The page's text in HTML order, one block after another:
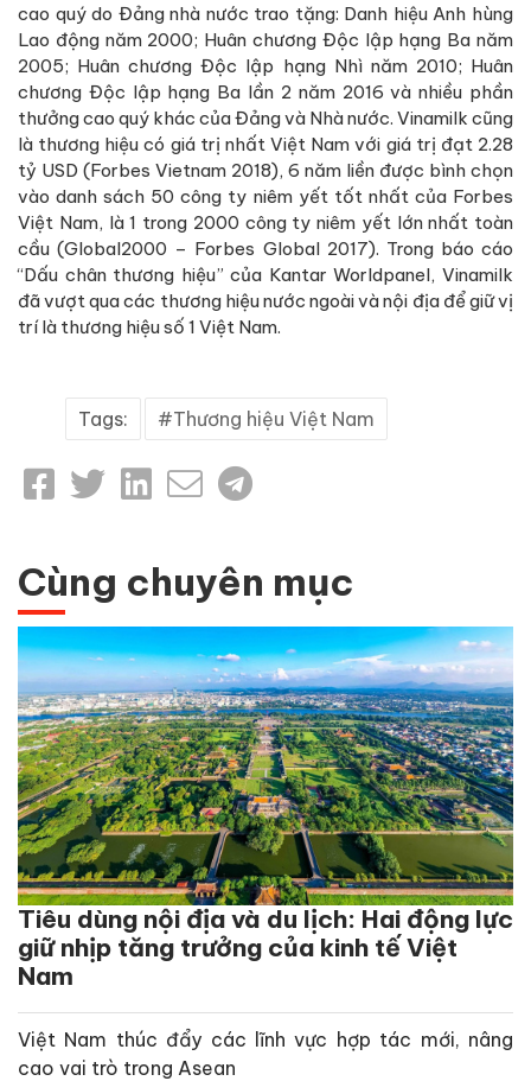
cao quý do Đảng nhà nước trao tặng: Danh hiệu Anh hùng
Lao động năm 2000; Huân chương Độc lập hạng Ba năm
2005; Huân chương Độc lập hạng Nhì năm 2010; Huân
chương Độc lập hạng Ba lần 2 năm 2016 và nhiều phần
thưởng cao quý khác của Đảng và Nhà nước. Vinamilk cũng
là thương hiệu có giá trị nhất Việt Nam với giá trị đạt 2.28
tỷ USD (Forbes Vietnam 2018), 6 năm liền được bình chọn
vào danh sách 50 công ty niêm yết tốt nhất của Forbes
Việt Nam, là 1 trong 2000 công ty niêm yết lớn nhất toàn
cầu (Global2000 – Forbes Global 2017). Trong báo cáo
“Dấu chân thương hiệu” của Kantar Worldpanel, Vinamilk
đã vượt qua các thương hiệu nước ngoài và nội địa để giữ vị
trí là thương hiệu số 1 Việt Nam.
Tags: Thương hiệu Việt Nam
Cùng chuyên mục
Tiêu dùng nội địa và du lịch: Hai động lực
giữ nhịp tăng trưởng của kinh tế Việt
Nam
Việt Nam thúc đẩy các lĩnh vực hợp tác mới, nâng
cao vai trò trong Asean